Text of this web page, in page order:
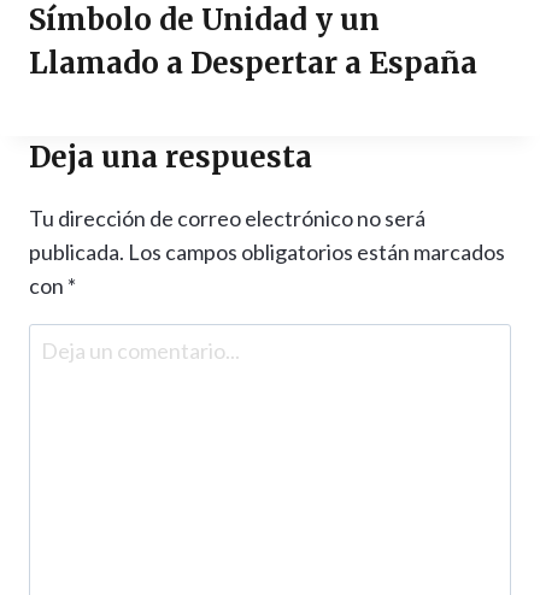
Símbolo de Unidad y un
Llamado a Despertar a España
Deja una respuesta
Tu dirección de correo electrónico no será
publicada. Los campos obligatorios están marcados
con *